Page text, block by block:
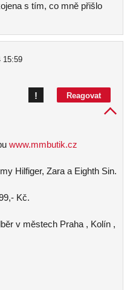
s tím, co mně přišlo
15:59
Reagovat
!
www.mmbutik.cz
Hilfiger, Zara a Eighth Sin.
Kč.
v městech Praha , Kolín ,